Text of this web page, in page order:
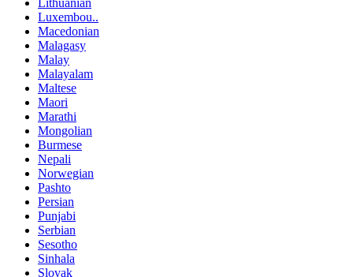
Luxembou..
Macedonian
Malagasy
Malay
Malayalam
Maltese
Maori
Marathi
Mongolian
Burmese
Nepali
Norwegian
Pashto
Persian
Punjabi
Serbian
Sesotho
Sinhala
Slovak